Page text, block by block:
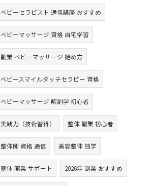
ベビーセラピスト 通信講座 おすすめ
ベビーマッサージ 資格 自宅学習
副業 ベビーマッサージ 始め方
ベビースマイルタッチセラピー 資格
ベビーマッサージ 解剖学 初心者
実践力（技術習得） 整体 副業 初心者
整体師 資格 通信 美容整体 独学
整体 開業 サポート 2026年 副業 おすすめ